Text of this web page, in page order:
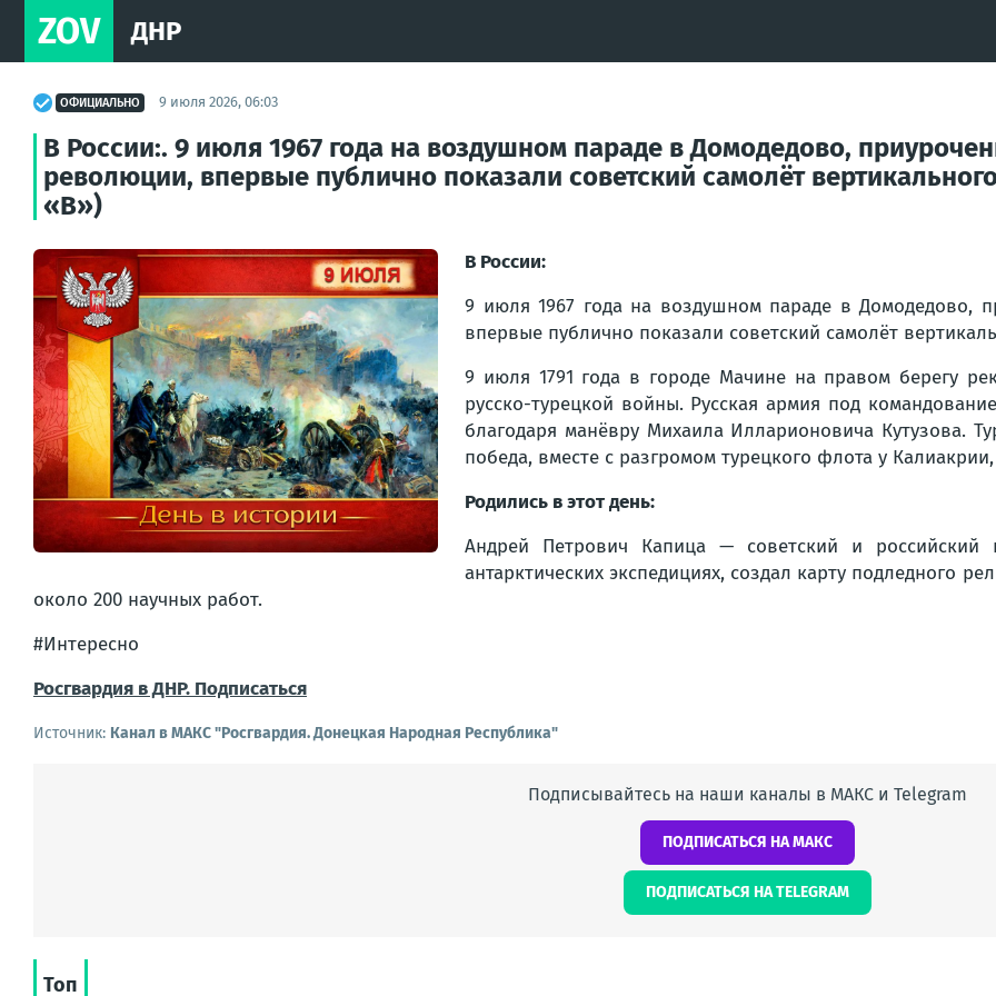
ZOV ДНР
ОФИЦИАЛЬНО 9 июля 2026, 06:03
В России:. 9 июля 1967 года на воздушном параде в Домодедово,
революции, впервые публично показали советский самолёт
«В»)
В России:
9 июля 1967 года на воздушном параде в Домодедово,
впервые публично показали советский самолёт
9 июля 1791 года в городе Мачине на правом берегу
русско-турецкой войны. Русская армия под
благодаря манёвру Михаила Илларионовича Кутузова.
победа, вместе с разгромом турецкого флота у
Родились в этот день:
Андрей Петрович Капица — советский и российский
антарктических экспедициях, создал карту подледного
около 200 научных работ.
#Интересно
Росгвардия в ДНР. Подписаться
Источник: Канал в МАКС "Росгвардия. Донецкая Народная Республика"
Подписывайтесь на наши каналы в МАКС и Telegram
ПОДПИСАТЬСЯ НА МАКС
ПОДПИСАТЬСЯ НА TELEGRAM
Топ